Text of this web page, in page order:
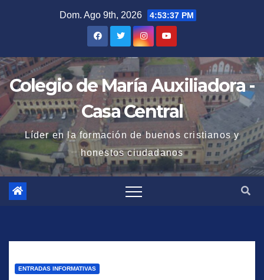
Dom. Ago 9th, 2026 4:53:38 PM
Colegio de María Auxiliadora -
Casa Central
Líder en la formación de buenos cristianos y
honestos ciudadanos
ENTRADAS INFORMATIVAS